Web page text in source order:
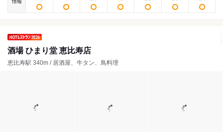
情報
酒場 ひまり堂 恵比寿店
恵比寿駅 340m / 居酒屋、牛タン、鳥料理